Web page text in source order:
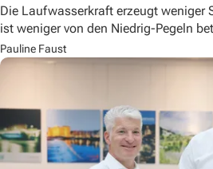
Die Laufwasserkraft erzeugt weniger
ist weniger von den Niedrig-Pegeln
Pauline Faust